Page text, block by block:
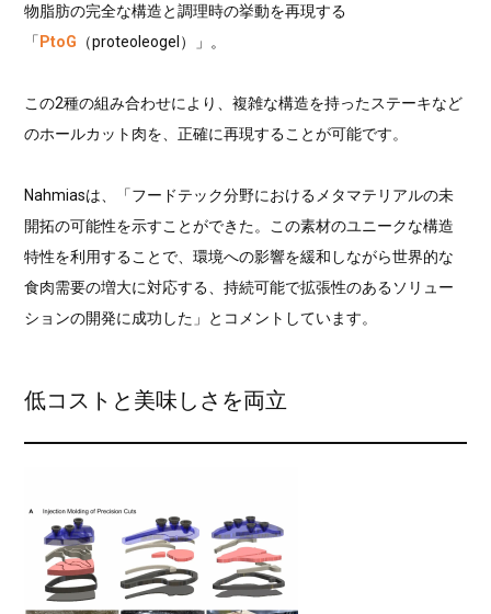
物脂肪の完全な構造と調理時の挙動を再現する
「 PtoG （proteoleogel）」。
この2種の組み合わせにより、複雑な構造を持ったステーキなど
のホールカット肉を、正確に再現することが可能です。
Nahmiasは、「フードテック分野におけるメタマテリアルの未
開拓の可能性を示すことができた。この素材のユニークな構造
特性を利用することで、環境への影響を緩和しながら世界的な
食肉需要の増大に対応する、持続可能で拡張性のあるソリュー
ションの開発に成功した」とコメントしています。
低コストと美味しさを両立